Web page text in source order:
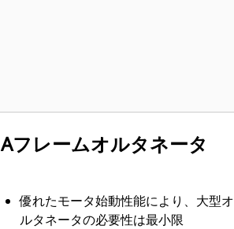
Aフレームオルタネータ
優れたモータ始動性能により、大型オ
ルタネータの必要性は最小限